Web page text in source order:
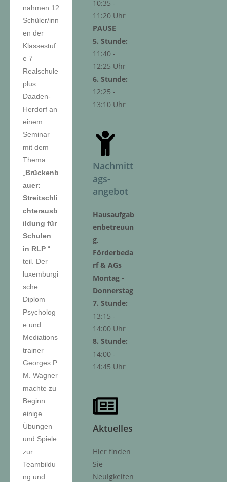
10:35 -
11:20 Uhr
PAUSE
5. Stunde:
11:40 -
12:25 Uhr
6. Stunde:
12:25 -
13:10 Uhr
Nachmitt
ags-
angebot
Hausaufgab
enbetreuun
g,
Förderbeda
rf & AGs
Montag -
Donnerstag
7. Stunde:
13:15 -
14:00 Uhr
8. Stunde:
14:00 -
14:45 Uhr
Aktuelles
Hier finden
Sie
Neuigkeiten
nahmen 12
Schüler/inn
en der
Klassestuf
e 7
Realschule
plus
Daaden-
Herdorf an
einem
Seminar
mit dem
Thema
Brückenb
auer:
Streitschli
chterausb
ildung für
Schulen
in RLP “
teil. Der
luxemburgi
sche
Diplom
Psycholog
e und
Mediations
trainer
Georges P.
M. Wagner
machte zu
Beginn
einige
Übungen
und Spiele
zur
Teambildu
ng und